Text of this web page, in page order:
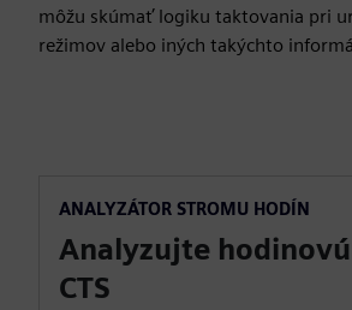
môžu skúmať logiku taktovania pri
režimov alebo iných takýchto
ANALYZÁTOR STROMU HODÍN
Analyzujte
CTS